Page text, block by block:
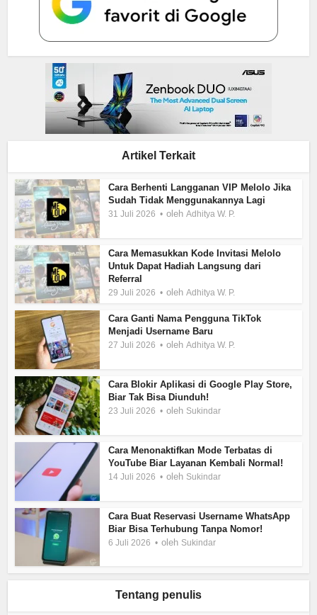
Artikel Terkait
Cara Berhenti Langganan VIP Melolo Jika
Sudah Tidak Menggunakannya Lagi
31 Juli 2026 olehAdhitya W. P.
Cara Memasukkan Kode Invitasi Melolo
Untuk Dapat Hadiah Langsung dari
Referral
29 Juli 2026 olehAdhitya W. P.
Cara Ganti Nama Pengguna TikTok
Menjadi Username Baru
27 Juli 2026 olehAdhitya W. P.
Cara Blokir Aplikasi di Google Play Store,
Biar Tak Bisa Diunduh!
23 Juli 2026 oleh Sukindar
Cara Menonaktifkan Mode Terbatas di
YouTube Biar Layanan Kembali Normal!
14 Juli 2026 oleh Sukindar
Cara Buat Reservasi Username WhatsApp
Biar Bisa Terhubung Tanpa Nomor!
6 Juli 2026 oleh Sukindar
Tentang penulis